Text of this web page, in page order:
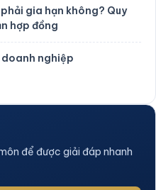
gia hạn không? Quy
hợp đồng
doanh nghiệp
để được giải đáp nhanh